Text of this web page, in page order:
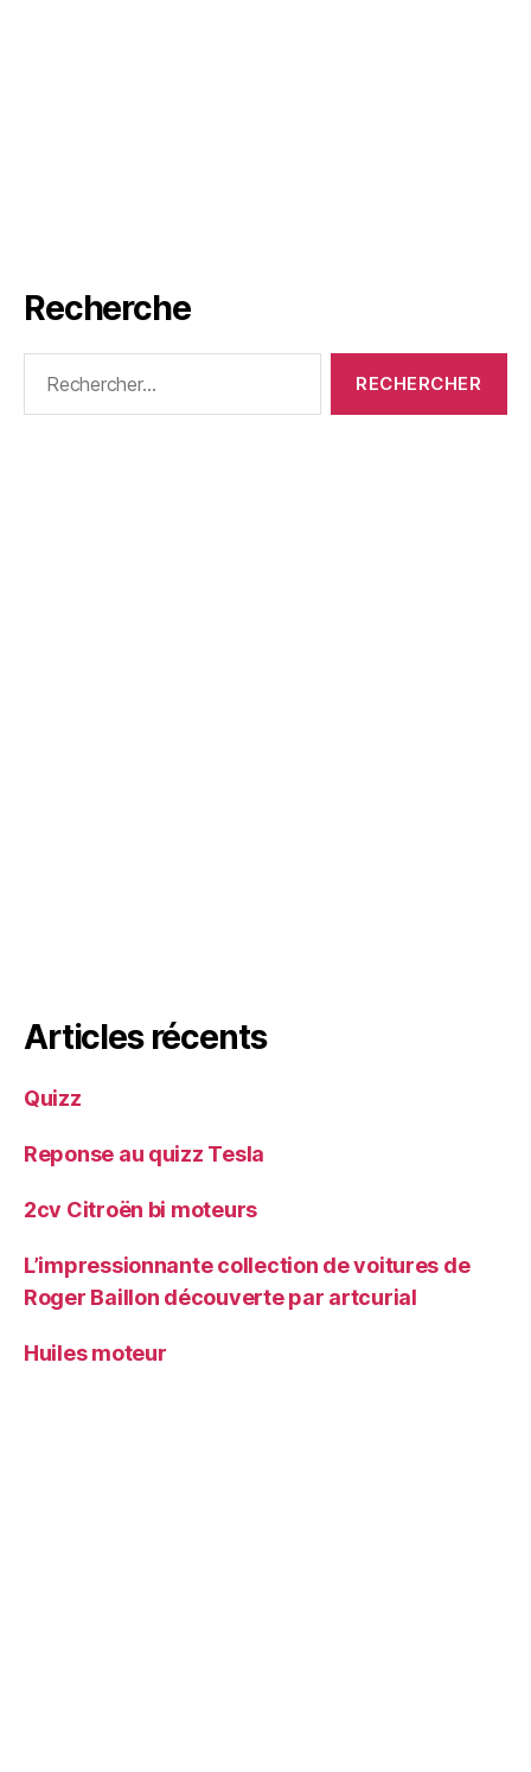
Recherche
Articles récents
Quizz
Reponse au quizz Tesla
2cv Citroën bi moteurs
L’impressionnante collection de voitures de
Roger Baillon découverte par artcurial
Huiles moteur